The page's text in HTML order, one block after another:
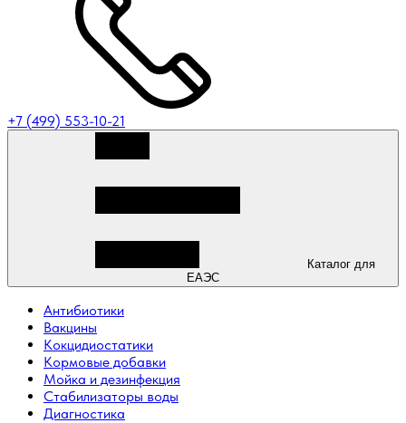
+7 (499) 553-10-21
ЕАЭС
Антибиотики
Вакцины
Кокцидиостатики
Кормовые добавки
Мойка и дезинфекция
Стабилизаторы воды
Диагностика